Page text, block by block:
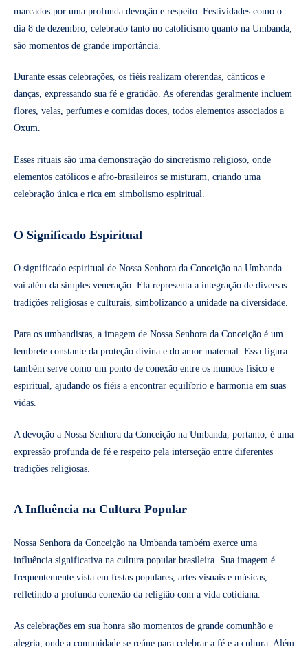
marcados por uma profunda devoção e respeito. Festividades como o
dia 8 de dezembro, celebrado tanto no catolicismo quanto na Umbanda,
são momentos de grande importância.
Durante essas celebrações, os fiéis realizam oferendas, cânticos e
danças, expressando sua fé e gratidão. As oferendas geralmente incluem
flores, velas, perfumes e comidas doces, todos elementos associados a
Oxum.
Esses rituais são uma demonstração do sincretismo religioso, onde
elementos católicos e afro-brasileiros se misturam, criando uma
celebração única e rica em simbolismo espiritual.
O Significado Espiritual
O significado espiritual de Nossa Senhora da Conceição na Umbanda
vai além da simples veneração. Ela representa a integração de diversas
tradições religiosas e culturais, simbolizando a unidade na diversidade.
Para os umbandistas, a imagem de Nossa Senhora da Conceição é um
lembrete constante da proteção divina e do amor maternal. Essa figura
também serve como um ponto de conexão entre os mundos físico e
espiritual, ajudando os fiéis a encontrar equilíbrio e harmonia em suas
vidas.
A devoção a Nossa Senhora da Conceição na Umbanda, portanto, é uma
expressão profunda de fé e respeito pela interseção entre diferentes
tradições religiosas.
A Influência na Cultura Popular
Nossa Senhora da Conceição na Umbanda também exerce uma
influência significativa na cultura popular brasileira. Sua imagem é
frequentemente vista em festas populares, artes visuais e músicas,
refletindo a profunda conexão da religião com a vida cotidiana.
As celebrações em sua honra são momentos de grande comunhão e
alegria, onde a comunidade se reúne para celebrar a fé e a cultura. Além